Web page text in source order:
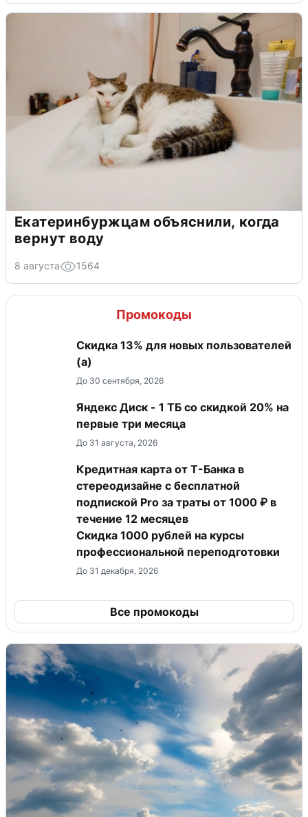
Екатеринбуржцам объяснили, когда
вернут воду
8 августа 1564
Промокоды
Скидка 13% для новых пользователей
(а)
До 30 сентября, 2026
Яндекс Диск - 1 ТБ со скидкой 20% на
первые три месяца
До 31 августа, 2026
Кредитная карта от Т-Банка в
стереодизайне с бесплатной
подпиской Pro за траты от 1000 ₽ в
течение 12 месяцев
Скидка 1000 рублей на курсы
профессиональной переподготовки
До 31 декабря, 2026
Все промокоды